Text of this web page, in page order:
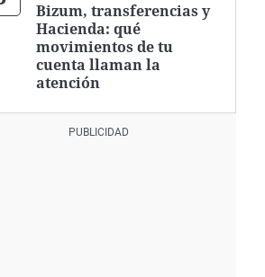
Bizum, transferencias y
Hacienda: qué
movimientos de tu
cuenta llaman la
atención